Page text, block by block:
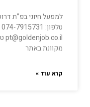
מקוונת באתר
קרא עוד »